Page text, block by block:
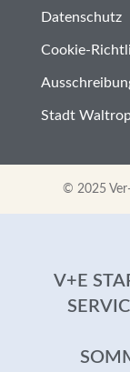
Datenschutz
Cookie-
Stadt
© 2025
V+E